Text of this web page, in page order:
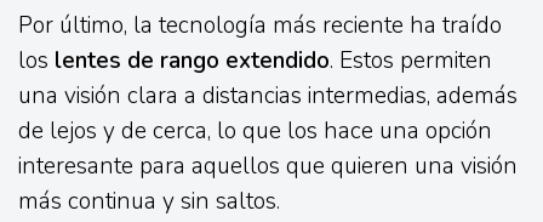
Por último, la tecnología más reciente ha traído
los lentes de rango extendido. Estos permiten
una visión clara a distancias intermedias, además
de lejos y de cerca, lo que los hace una opción
interesante para aquellos que quieren una visión
más continua y sin saltos.